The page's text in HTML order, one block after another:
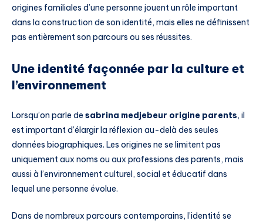
origines familiales d’une personne jouent un rôle important
dans la construction de son identité, mais elles ne définissent
pas entièrement son parcours ou ses réussites.
Une identité façonnée par la culture et
l’environnement
Lorsqu’on parle de sabrina medjebeur origine parents, il
est important d’élargir la réflexion au-delà des seules
données biographiques. Les origines ne se limitent pas
uniquement aux noms ou aux professions des parents, mais
aussi à l’environnement culturel, social et éducatif dans
lequel une personne évolue.
Dans de nombreux parcours contemporains, l’identité se